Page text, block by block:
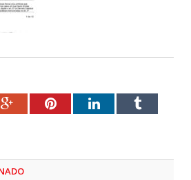
Google+PinterestLinkedInTumblr